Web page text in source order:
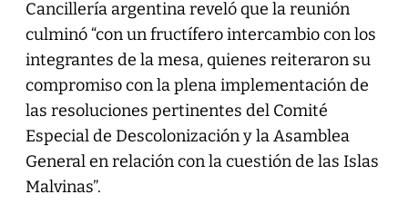
Cancillería argentina reveló que la reunión
culminó “con un fructífero intercambio con los
integrantes de la mesa, quienes reiteraron su
compromiso con la plena implementación de
las resoluciones pertinentes del Comité
Especial de Descolonización y la Asamblea
General en relación con la cuestión de las Islas
Malvinas”.